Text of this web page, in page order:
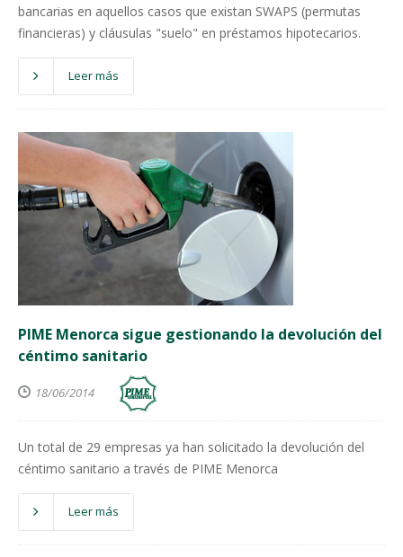
bancarias en aquellos casos que existan SWAPS (permutas
financieras) y cláusulas "suelo" en préstamos hipotecarios.
Leer más
PIME Menorca sigue gestionando la devolución del
céntimo sanitario
18/06/2014
Un total de 29 empresas ya han solicitado la devolución del
céntimo sanitario a través de PIME Menorca
Leer más